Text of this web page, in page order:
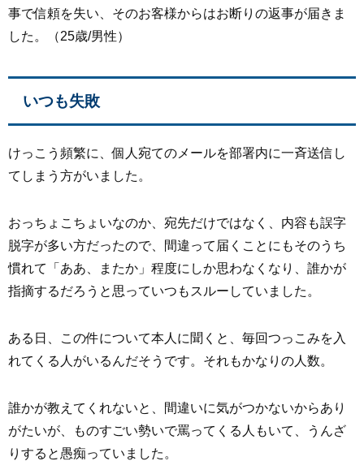
事で信頼を失い、そのお客様からはお断りの返事が届きま
した。（25歳/男性）
いつも失敗
けっこう頻繁に、個人宛てのメールを部署内に一斉送信し
てしまう方がいました。
おっちょこちょいなのか、宛先だけではなく、内容も誤字
脱字が多い方だったので、間違って届くことにもそのうち
慣れて「ああ、またか」程度にしか思わなくなり、誰かが
指摘するだろうと思っていつもスルーしていました。
ある日、この件について本人に聞くと、毎回つっこみを入
れてくる人がいるんだそうです。それもかなりの人数。
誰かが教えてくれないと、間違いに気がつかないからあり
がたいが、ものすごい勢いで罵ってくる人もいて、うんざ
りすると愚痴っていました。